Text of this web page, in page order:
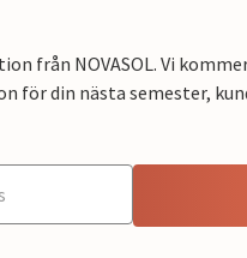
från NOVASOL. Vi
för din nästa semester,